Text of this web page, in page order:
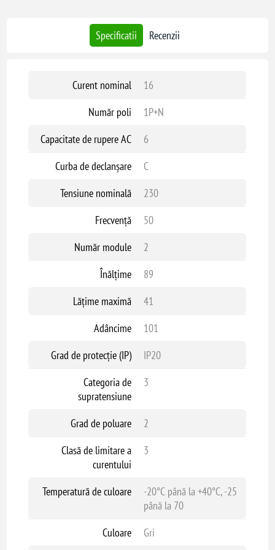
Specificatii Recenzii
Curent nominal
16
Număr poli
1P+N
Capacitate de rupere AC
6
Curba de declanșare
C
Tensiune nominală
230
Frecvență
50
Număr module
2
Înălțime
89
Lățime maximă
41
Adâncime
101
Grad de protecție (IP)
IP20
Categoria de
supratensiune
3
Grad de poluare
2
Clasă de limitare a
curentului
3
Temperatură de culoare
-20°C până la +40°C, -25
până la 70
Culoare
Gri